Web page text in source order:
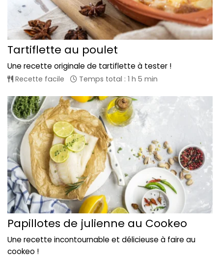
Tartiflette au poulet
Une recette originale de tartiflette à tester !
Recette facile Temps total : 1 h 5 min
Papillotes de julienne au Cookeo
Une recette incontournable et délicieuse à faire au
cookeo !